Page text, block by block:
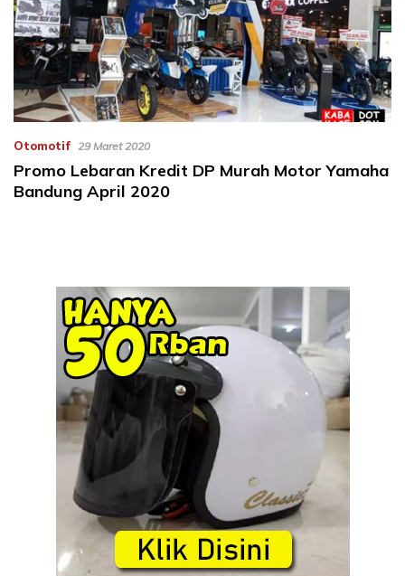
Otomotif 29 Maret 2020
Promo Lebaran Kredit DP Murah Motor Yamaha
Bandung April 2020